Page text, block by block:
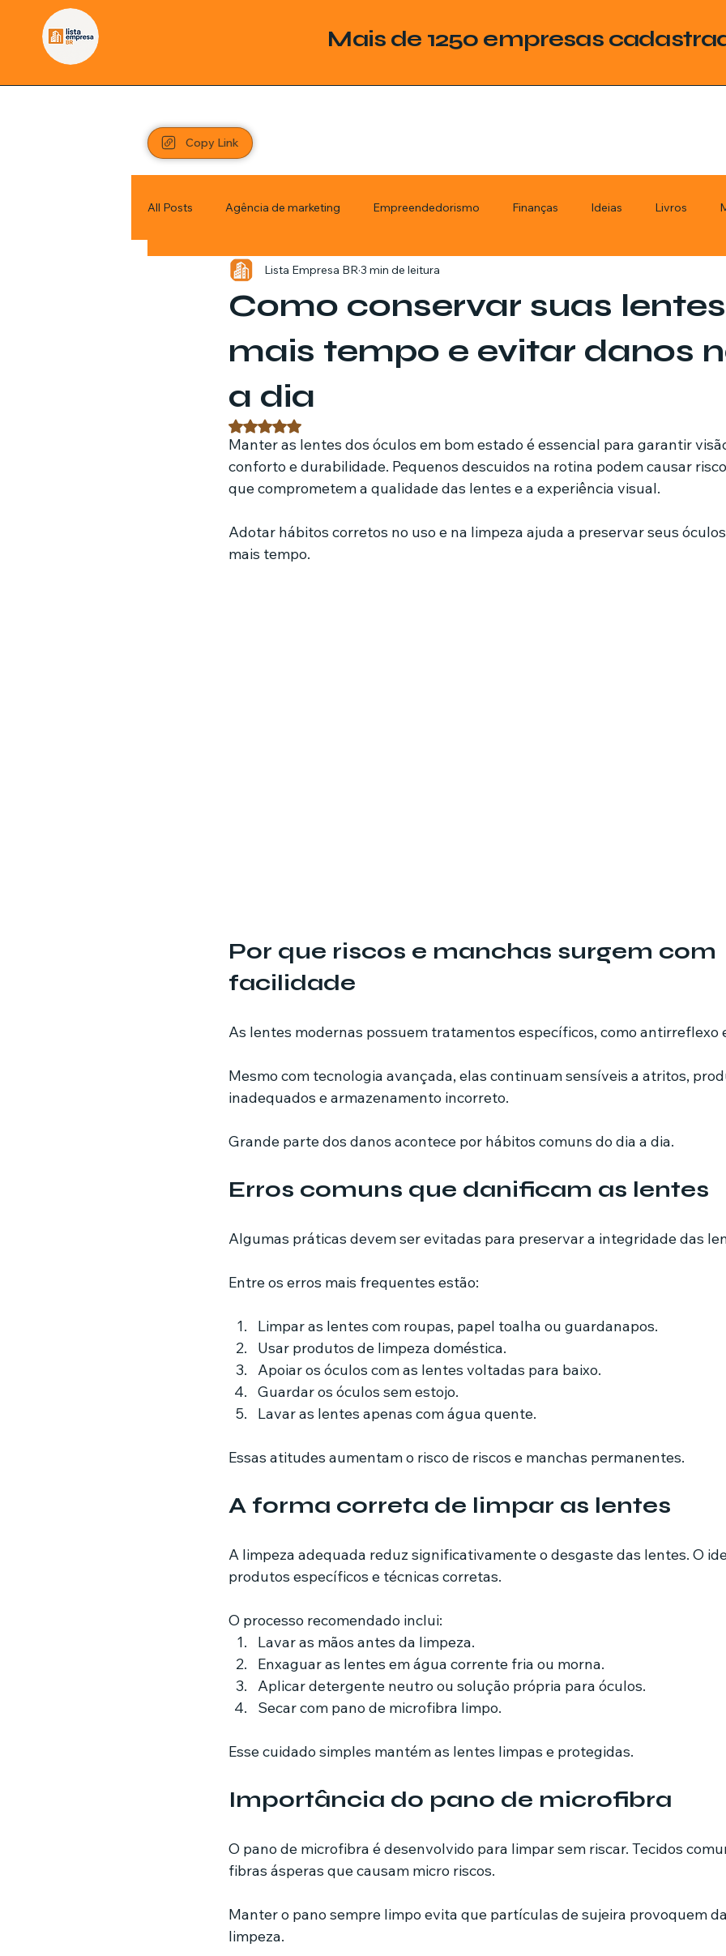
Mais de 1250 empresas
Copy Link
All Posts Agência de marketing Empreendedorismo Finanças Ideias Livros
Saúde Sem categoria Tecnologia
Economia Renda Extra
Estratégias de marketing
Jardinagem Clínica Nutricionista
Como conservar suas
mais tempo e evitar danos
a dia
Lista Empresa BR 3 min de leitura
Avaliado com NaN de 5 estrelas.
Manter as lentes dos óculos em bom estado é essencial para garantir
conforto e durabilidade. Pequenos descuidos na rotina podem causar
que comprometem a qualidade das lentes e a experiência visual.
Adotar hábitos corretos no uso e na limpeza ajuda a preservar seus
mais tempo.
Por que riscos e manchas surgem com
facilidade
As lentes modernas possuem tratamentos específicos, como antirreflexo
Mesmo com tecnologia avançada, elas continuam sensíveis a atritos,
inadequados e armazenamento incorreto.
Grande parte dos danos acontece por hábitos comuns do dia a dia.
Erros comuns que danificam as lentes
Algumas práticas devem ser evitadas para preservar a integridade das
Entre os erros mais frequentes estão:
Limpar as lentes com roupas, papel toalha ou guardanapos.
Usar produtos de limpeza doméstica.
Apoiar os óculos com as lentes voltadas para baixo.
Guardar os óculos sem estojo.
Lavar as lentes apenas com água quente.
Essas atitudes aumentam o risco de riscos e manchas permanentes.
A forma correta de limpar as lentes
A limpeza adequada reduz significativamente o desgaste das lentes. O
produtos específicos e técnicas corretas.
O processo recomendado inclui:
Lavar as mãos antes da limpeza.
Enxaguar as lentes em água corrente fria ou morna.
Aplicar detergente neutro ou solução própria para óculos.
Secar com pano de microfibra limpo.
Esse cuidado simples mantém as lentes limpas e protegidas.
Importância do pano de microfibra
O pano de microfibra é desenvolvido para limpar sem riscar. Tecidos
fibras ásperas que causam micro riscos.
Manter o pano sempre limpo evita que partículas de sujeira provoquem
limpeza.